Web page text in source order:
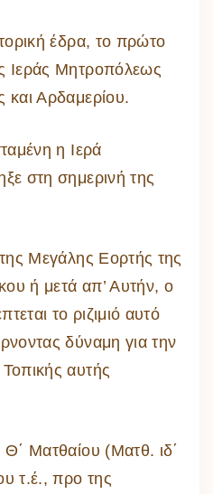
έδρα, το πρώτο
Ιεράς Μητροπόλεως
και Αρδαμερίου.
η Ιερά
στη σημερινή της
Μεγάλης Εορτής της
ή μετά απ’ Αυτήν, ο
το ριζιμιό αυτό
δύναμη για την
αυτής
Θ΄ Ματθαίου (Ματθ. ιδ΄
τ.έ., προ της